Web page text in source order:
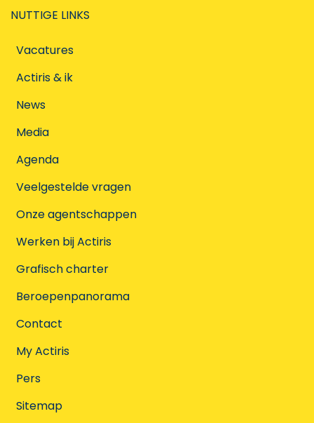
NUTTIGE LINKS
Vacatures
Actiris & ik
News
Media
Agenda
Veelgestelde vragen
Onze agentschappen
Werken bij Actiris
Grafisch charter
Beroepenpanorama
Contact
My Actiris
Pers
Sitemap